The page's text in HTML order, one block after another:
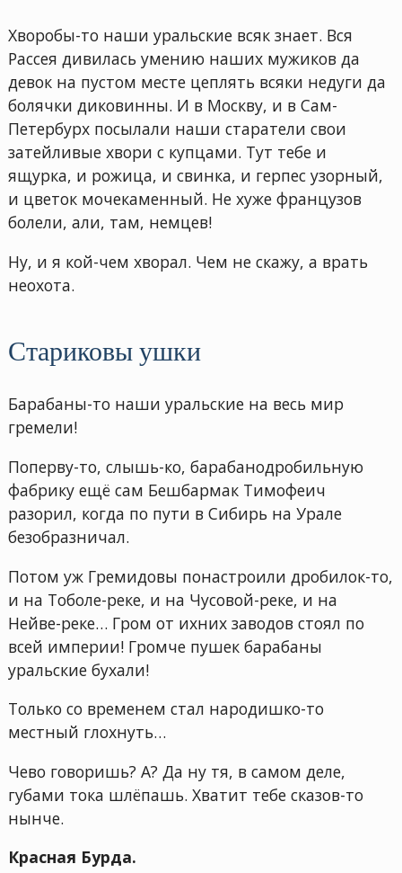
Хворобы-то наши уральские всяк знает. Вся
Рассея дивилась умению наших мужиков да
девок на пустом месте цеплять всяки недуги да
болячки диковинны. И в Москву, и в Сам-
Петербурх посылали наши старатели свои
затейливые хвори с купцами. Тут тебе и
ящурка, и рожица, и свинка, и герпес узорный,
и цветок мочекаменный. Не хуже французов
болели, али, там, немцев!
Ну, и я кой-чем хворал. Чем не скажу, а врать
неохота.
Стариковы ушки
Барабаны-то наши уральские на весь мир
гремели!
Поперву-то, слышь-ко, барабанодробильную
фабрику ещё сам Бешбармак Тимофеич
разорил, когда по пути в Сибирь на Урале
безобразничал.
Потом уж Гремидовы понастроили дробилок-то,
и на Тоболе-реке, и на Чусовой-реке, и на
Нейве-реке… Гром от ихних заводов стоял по
всей империи! Громче пушек барабаны
уральские бухали!
Только со временем стал народишко-то
местный глохнуть…
Чево говоришь? А? Да ну тя, в самом деле,
губами тока шлёпашь. Хватит тебе сказов-то
нынче.
Красная Бурда.